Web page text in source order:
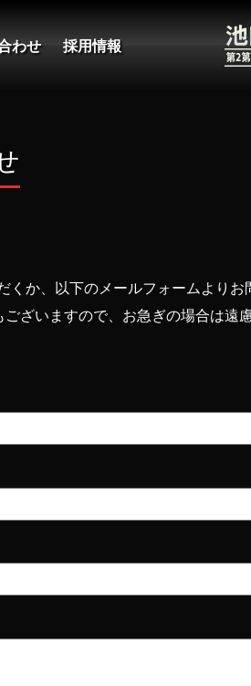
わせ 採用情報
か、以下のメールフォームよりお
ざいますので、お急ぎの場合は遠